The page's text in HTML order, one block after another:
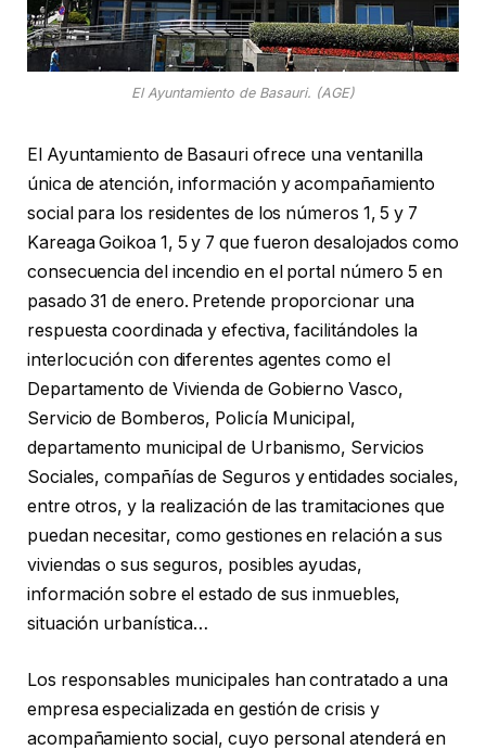
El Ayuntamiento de Basauri. (AGE)
El Ayuntamiento de Basauri ofrece una ventanilla
única de atención, información y acompañamiento
social para los residentes de los números 1, 5 y 7
Kareaga Goikoa 1, 5 y 7 que fueron desalojados como
consecuencia del incendio en el portal número 5 en
pasado 31 de enero. Pretende proporcionar una
respuesta coordinada y efectiva, facilitándoles la
interlocución con diferentes agentes como el
Departamento de Vivienda de Gobierno Vasco,
Servicio de Bomberos, Policía Municipal,
departamento municipal de Urbanismo, Servicios
Sociales, compañías de Seguros y entidades sociales,
entre otros, y la realización de las tramitaciones que
puedan necesitar, como gestiones en relación a sus
viviendas o sus seguros, posibles ayudas,
información sobre el estado de sus inmuebles,
situación urbanística…
Los responsables municipales han contratado a una
empresa especializada en gestión de crisis y
acompañamiento social, cuyo personal atenderá en